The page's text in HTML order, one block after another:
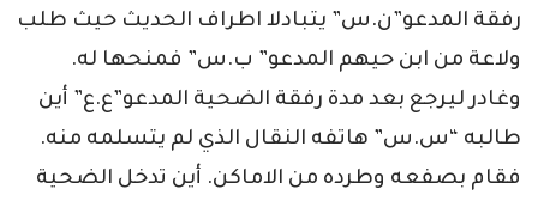
رفقة المدعو”ن.س” يتبادلا اطراف الحديث حيث طلب
ولاعة من ابن حيهم المدعو” ب.س” فمنحها له.
وغادر ليرجع بعد مدة رفقة الضحية المدعو”ع.ع” أين
طالبه “س.س” هاتفه النقال الذي لم يتسلمه منه.
فقام بصفعه وطرده من الاماكن. أين تدخل الضحية